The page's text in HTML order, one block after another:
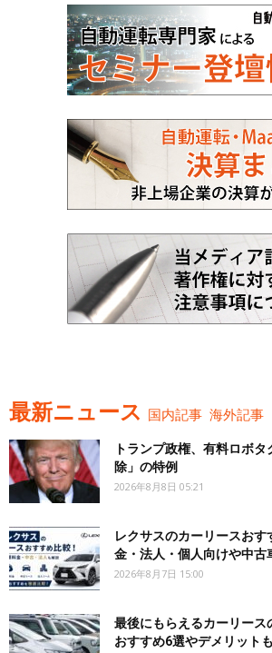
最新ニュース 国内記事 海外記事
トランプ政権、有料ロボ
除」の特例
2026年8月8日 05:21
レクサスのカーリースお
金・法人・個人向けや中古
2026年8月7日 15:00
最後にもらえるカーリース
おすすめ6選やデメリットも